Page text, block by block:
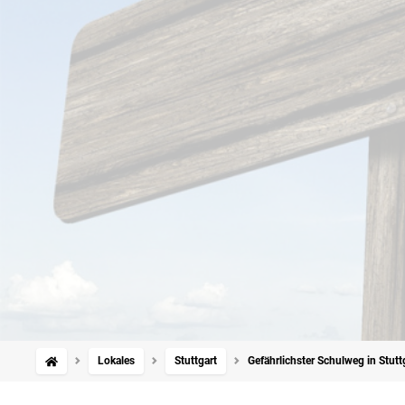
Lokales Stuttgart Gefährlichster Schulweg in